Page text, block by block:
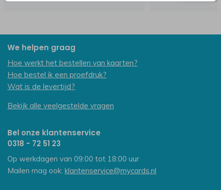
We helpen graag
Hoe werkt het bestellen van kaarten?
Hoe bestel ik een proefdruk?
Wat is de levertijd?
Bekijk alle veelgestelde vragen
Bel onze klantenservice
0318 - 72 51 23
Op werkdagen van 09:00 tot 18:00 uur
Mailen mag ook: klantenservice@mycards.nl